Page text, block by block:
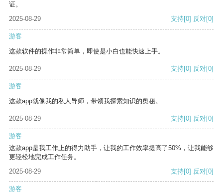
证。
2025-08-29
支持[0] 反对[0]
游客
这款软件的操作非常简单，即使是小白也能快速上手。
2025-08-29 支持[0] 反对[0]
游客
这款app就像我的私人导师，带领我探索知识的奥秘。
2025-08-29 支持[0] 反对[0]
游客
这款app是我工作上的得力助手，让我的工作效率提高了50%，让我能够
更轻松地完成工作任务。
2025-08-29
支持[0] 反对[0]
游客